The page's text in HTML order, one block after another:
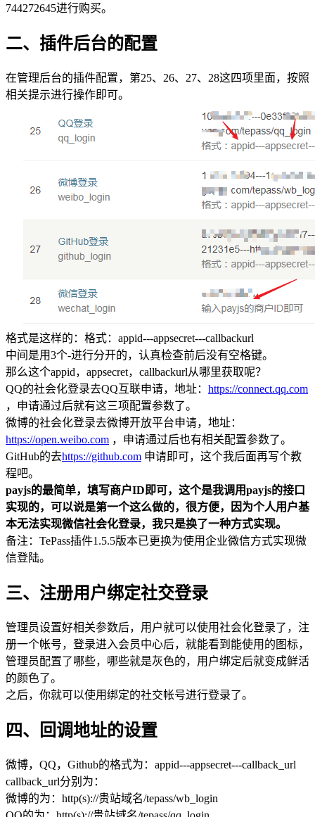
744272645进行购买。
二、插件后台的配置
在管理后台的插件配置，第25、26、27、28这四项里面，按照
相关提示进行操作即可。
格式是这样的：格式：appid---appsecret---callbackurl
中间是用3个-进行分开的，认真检查前后没有空格键。
那么这个appid，appsecret，callbackurl从哪里获取呢？
QQ的社会化登录去QQ互联申请，地址： https://connect.qq.com
，申请通过后就有这三项配置参数了。
微博的社会化登录去微博开放平台申请，地址：
https://open.weibo.com ，申请通过后也有相关配置参数了。
GitHub的去https://github.com 申请即可，这个我后面再写个教
程吧。
payjs的最简单，填写商户ID即可，这个是我调用payjs的接口
实现的，可以说是第一个这么做的，很方便，因为个人用户基
本无法实现微信社会化登录，我只是换了一种方式实现。
备注：TePass插件1.5.5版本已更换为使用企业微信方式实现微
信登陆。
三、注册用户绑定社交登录
管理员设置好相关参数后，用户就可以使用社会化登录了，注
册一个帐号，登录进入会员中心后，就能看到能使用的图标，
管理员配置了哪些，哪些就是灰色的，用户绑定后就变成鲜活
的颜色了。
之后，你就可以使用绑定的社交帐号进行登录了。
四、回调地址的设置
微博，QQ，Github的格式为：appid---appsecret---callback_url
callback_url分别为：
微博的为：http(s)://贵站域名/tepass/wb_login